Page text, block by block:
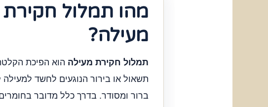
מהו תמלול חקירת
מעילה?
תמלול חקירת מעילה הוא הפיכת
תשאול או בירור הנוגעים לחשד
ברור ומסודר. בדרך כלל מדובר